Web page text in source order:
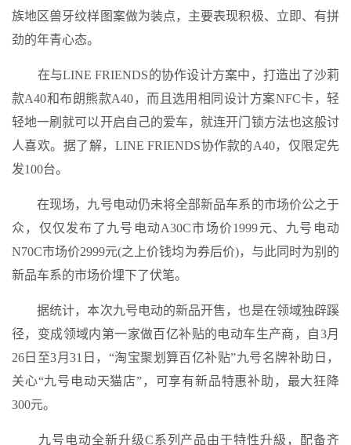
族地区兽牙纹样图案做为装点，主要表现积极、立即、有拼
劲的年青心态。
在与LINE FRIENDS的协作设计方案中，打造出了沙莉
款A40和布朗熊款A40，而且选用相同设计方案NFC卡，轻
轻地一刷就可以开启自己的爱车，就连开门锁方法也这般讨
人喜欢。据了解，LINE FRIENDS协作款的A40，仅限定先
发100台。
在现场，九号电动仍未将全部新品车系的市场价公之于
众，仅仅发布了九号电动A30C市场价1999元、九号电动
N70C市场价2999元(之上价钱均为券后价)，与此同时为别的
新品车系的市场价埋下了伏笔。
据统计，本次九号电动的新品开售，也是在领域独辟蹊
径，变成领域内第一家做百亿补贴的电动车生产商，自3月
26日至3月31日，“淘宝聚划算百亿补贴”九号名牌补助日，
关心“九号电动天猫店”，可享有新品特惠补助，最大狂降
300元。
九号电动全新升级C系列产品由于特性升級，配备齐